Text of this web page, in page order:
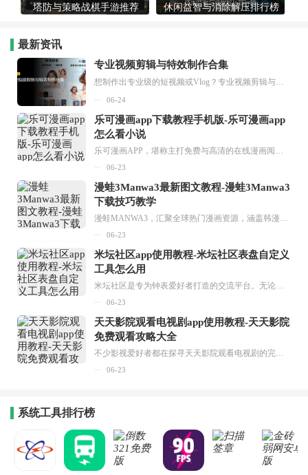
塔防与策略战棋手游推荐 休闲益智与消除解压排行榜
最新资讯
专业视频剪辑与特效制作合集
想制作出专业级的短视频或Vlog？专业视频剪辑与特效制作大全专题为你提供了从剪辑、抠像到特效包装的全套解决方案。无论是添加炫酷的片头、进行精准的视频抠图，还是制...
06-24
乐可漫画app下载教程手机版-乐可漫画app
怎么看小说
乐可漫画APP，堪称主打免费与高清的在线漫画阅读神器。其官方版提供海量完整版漫画资源，无论是国内漫画，还是日漫、韩漫、台漫、美漫等国外漫画，应有尽有，随时供你阅读。只需轻点一下，便能直接进入阅读界面。不仅如此，乐可漫画最新版本更新速度极快，在这里，你总能抢先看到全网一手漫画章节内容！...
06-23
漫蛙3Manwa3最新图文教程-漫蛙3Manwa3
下载技巧教学
漫蛙MANWA3，汇聚全球热门漫画资源，涵盖韩漫、欧美漫画、国漫等多种类型，题材丰富多样，全方位满足用户阅读喜好。它不仅是阅读平台，更是创作平台，为广大用户打造零门槛创作环境。...
06-23
米坛社区app使用教程-米坛社区表盘自定义
工具怎么用
米坛社区是专为钟表爱好者打造的交流平台。无论你是初涉钟表领域的普通爱好者，还是拥有多年收藏经验的资深玩家，都能在此找到属于自己的天地。 无需注册，就能轻松参与其中。通过专业的讨论论坛与丰富的交互功能，你可与世界各地的钟表爱好者畅快交流。若你钟情于钟表，米坛社区无疑是值得一试的理想之选。在这里，你能获取最新的手表资讯，交流见解，提升鉴赏品味，让每一块手表都成为收藏故事中重要的一部分。感兴趣的朋友，不要错过下载机会。...
06-23
天天影院观看电视剧app使用教程-天天影院
免费观看攻略大全
不少影视爱好者都在探寻天天影院观看电视剧的完整方法，结合最新平台使用规则，本篇新手入门攻略全面讲解观看渠道、检索流程、播放设置以及画面模式调整等实用内容。全文适配手机、电脑等主流设备，步骤简洁易懂，无论是初次使用的新手，还是想要优化观影体验的用户，都能参照内容快速上手，熟练掌握平台各项操作技巧，轻松畅享影视内容。...
06-23
系统工具排行榜